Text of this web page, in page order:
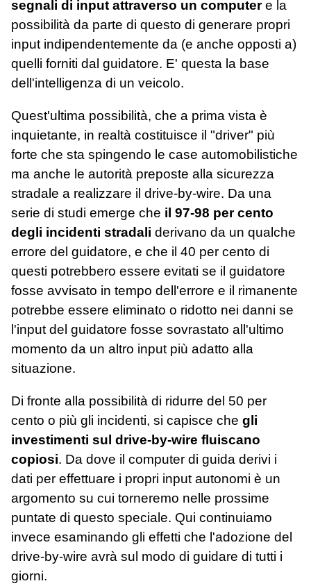
segnali di input attraverso un computere la
possibilità da parte di questo di generare propri
input indipendentemente da (e anche opposti a)
quelli forniti dal guidatore. E' questa la base
dell'intelligenza di un veicolo.
Quest'ultima possibilità, che a prima vista è
inquietante, in realtà costituisce il "driver" più
forte che sta spingendo le case automobilistiche
ma anche le autorità preposte alla sicurezza
stradale a realizzare il drive-by-wire. Da una
serie di studi emerge che il 97-98 per cento
degli incidenti stradali derivano da un qualche
errore del guidatore, e che il 40 per cento di
questi potrebbero essere evitati se il guidatore
fosse avvisato in tempo dell'errore e il rimanente
potrebbe essere eliminato o ridotto nei danni se
l'input del guidatore fosse sovrastato all'ultimo
momento da un altro input più adatto alla
situazione.
Di fronte alla possibilità di ridurre del 50 per
cento o più gli incidenti, si capisce che gli
investimenti sul drive-by-wire fluiscano
copiosi. Da dove il computer di guida derivi i
dati per effettuare i propri input autonomi è un
argomento su cui torneremo nelle prossime
puntate di questo speciale. Qui continuiamo
invece esaminando gli effetti che l'adozione del
drive-by-wire avrà sul modo di guidare di tutti i
giorni.